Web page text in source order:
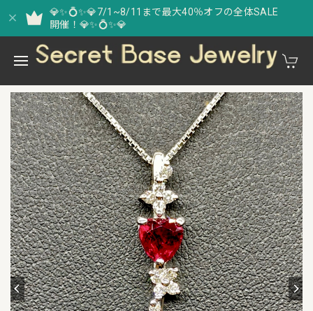
💎✨💍✨💎7/1~8/11まで最大40％オフの全体SALE
開催！💎✨💍✨💎